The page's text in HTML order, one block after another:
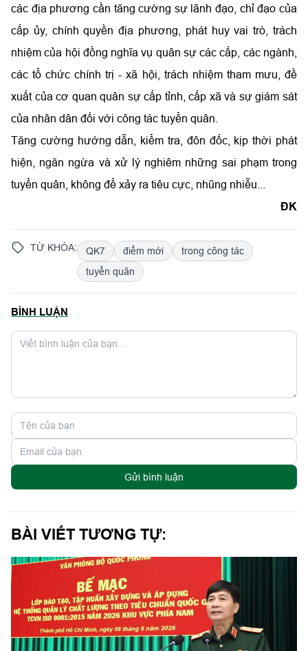
các địa phương cần tăng cường sự lãnh đạo, chỉ đạo của
cấp ủy, chính quyền địa phương, phát huy vai trò, trách
nhiệm của hội đồng nghĩa vụ quân sự các cấp, các ngành,
các tổ chức chính trị - xã hội, trách nhiệm tham mưu, đề
xuất của cơ quan quân sự cấp tỉnh, cấp xã và sự giám sát
của nhân dân đối với công tác tuyển quân.
Tăng cường hướng dẫn, kiểm tra, đôn đốc, kịp thời phát
hiện, ngăn ngừa và xử lý nghiêm những sai phạm trong
tuyển quân, không để xảy ra tiêu cực, nhũng nhiễu...
ĐK
TỪ KHÓA: QK7 điểm mới
trong công tác
tuyển quân
BÌNH LUẬN
Gửi bình luận
BÀI VIẾT TƯƠNG TỰ: